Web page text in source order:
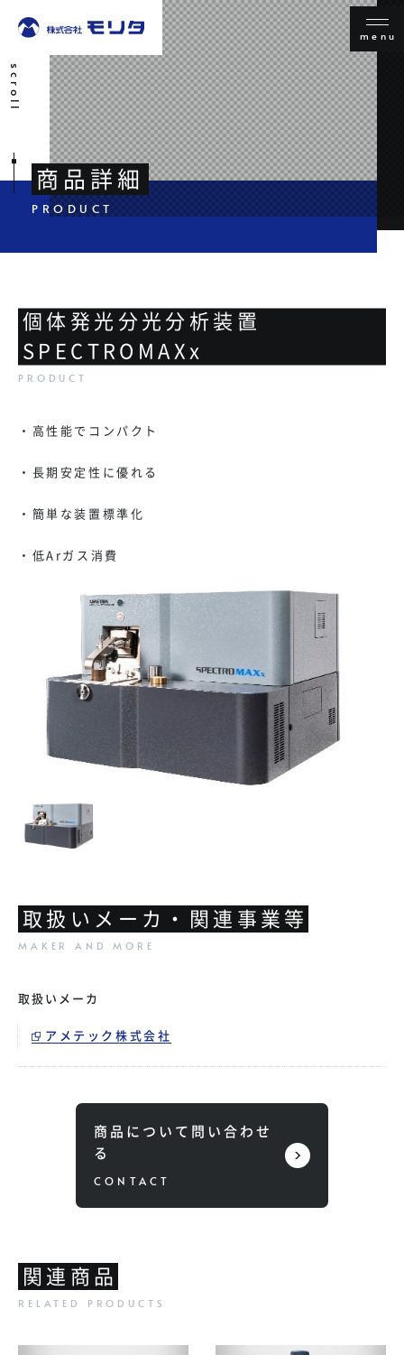
scroll
menu
商品詳細
個体発光分光分析装置
SPECTROMAXx
・高性能でコンパクト
・長期安定性に優れる
・簡単な装置標準化
・低Arガス消費
取扱いメーカ・関連事業等
取扱いメーカ
アメテック株式会社
商品について問い合わせ
る
関連商品